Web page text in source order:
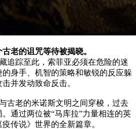
老的诅咒等待被揭晓。
追踪至此，索菲亚必须在危险的迷
身手、机智的策略和敏锐的反应躲
并发动致命反击。
古老的米诺斯文明之间穿梭，过去
通过两位被“马库拉”力量相连的英
传说》世界的全新篇章。